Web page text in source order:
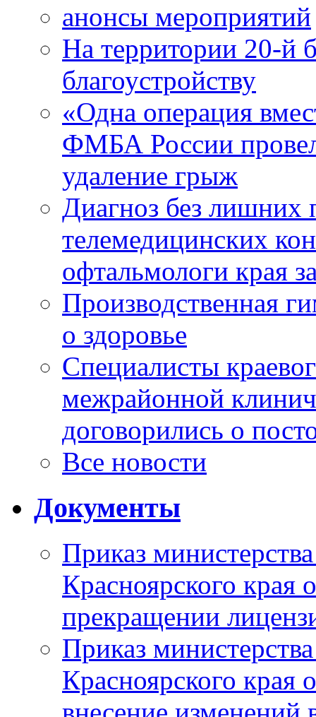
анонсы мероприятий
На территории 20-й
благоустройству
«Одна операция
ФМБА России
удаление грыж
Диагноз без лишних
телемедицинских
офтальмологи края
Производственная
о здоровье
Специалисты
межрайонной
договорились о
Все новости
Документы
Приказ
Красноярского
прекращении
Приказ
Красноярского